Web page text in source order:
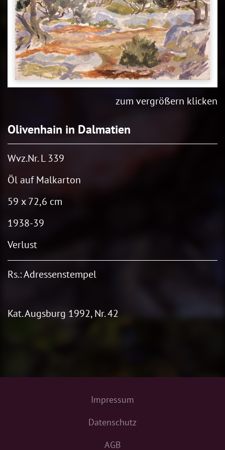
zum vergrößern klicken
Olivenhain in Dalmatien
Wvz.Nr. L 339
Öl auf Malkarton
59 x 72,6 cm
1938-39
Verlust
Rs.: Adressenstempel
Kat. Augsburg 1992, Nr. 42
Impressum
Datenschutz
AGB